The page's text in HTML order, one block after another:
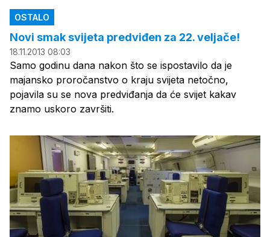
OSTALO
Novi smak svijeta predviđen za 22. veljače!
18.11.2013 08:03
Samo godinu dana nakon što se ispostavilo da je
majansko proročanstvo o kraju svijeta netočno,
pojavila su se nova predviđanja da će svijet kakav
znamo uskoro završiti.